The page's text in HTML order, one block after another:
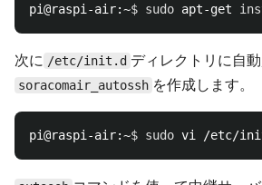
pi@raspi-air:~$ sudo apt-get
次に /etc/init.d ディレクトリに自
soracomair_autossh を作成します。
pi@raspi-air:~$ sudo